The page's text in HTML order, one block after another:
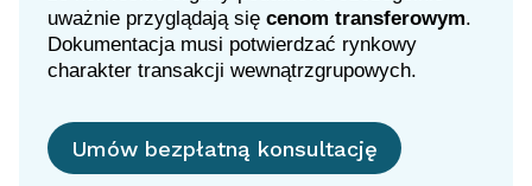
uważnie przyglądają się cenom transferowym.
Dokumentacja musi potwierdzać rynkowy
charakter transakcji wewnątrzgrupowych.
Umów bezpłatną konsultację